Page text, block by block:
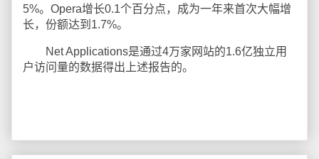
5%。Opera增长0.1个百分点，成为一年来首次大幅增
长，份额达到1.7%。
Net Applications是通过4万家网站的1.6亿独立用
户访问量的数据得出上述报告的。